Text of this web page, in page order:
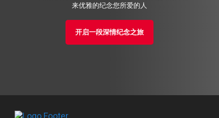
来优雅的纪念您所爱的人
开启一段深情纪念之旅